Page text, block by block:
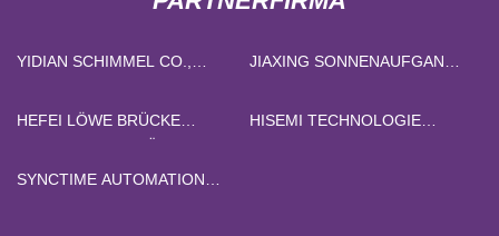
YIDIAN SCHIMMEL CO.,
JIAXING SONNENAUFGANG
HEFEI LÖWE BRÜCKE
LTD.
HISEMI TECHNOLOGIE
SYNCTIME AUTOMATION